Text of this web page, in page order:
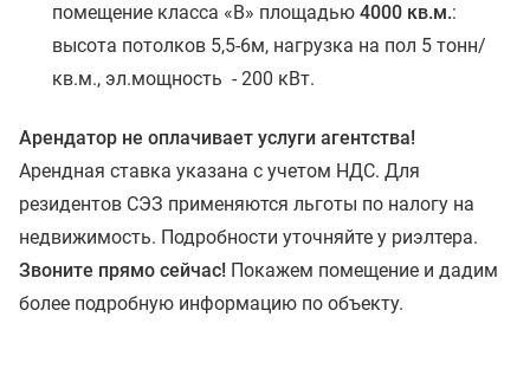
помещение класса «B» площадью 4000 кв.м.:
высота потолков 5,5-6м, нагрузка на пол 5 тонн/
кв.м., эл.мощность - 200 кВт.
Арендатор не оплачивает услуги агентства!
Арендная ставка указана с учетом НДС. Для
резидентов СЭЗ применяются льготы по налогу на
недвижимость. Подробности уточняйте у риэлтера.
Звоните прямо сейчас! Покажем помещение и дадим
более подробную информацию по объекту.